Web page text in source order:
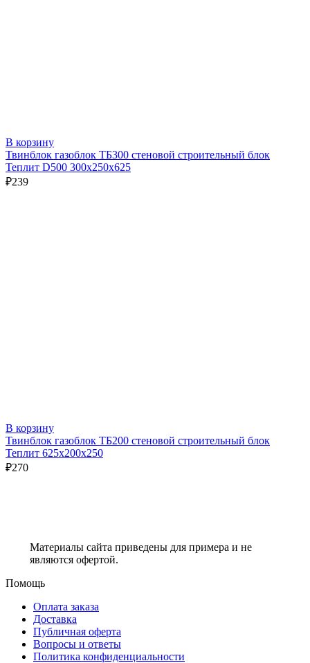
В корзину
Твинблок газоблок ТБ300 стеновой строительный блок
Теплит D500 300х250х625
₽239
В корзину
Твинблок газоблок ТБ200 стеновой строительный блок
Теплит 625х200х250
₽270
Материалы сайта приведены для примера и не
являются офертой.
Помощь
Оплата заказа
Доставка
Публичная оферта
Вопросы и ответы
Политика конфиденциальности